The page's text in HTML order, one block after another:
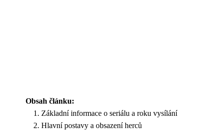
Obsah článku:
Základní informace o seriálu a roku vysílání
Hlavní postavy a obsazení herců